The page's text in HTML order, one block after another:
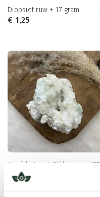
Diopsiet ruw ± 17 gram
€ 1,25
Apofyliet met Stilbiet ruw 175
gram
14,50